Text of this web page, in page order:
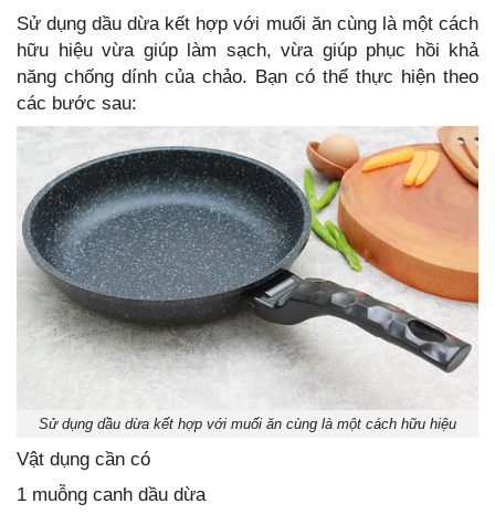
Sử dụng dầu dừa kết hợp với muối ăn cùng là một cách
hữu hiệu vừa giúp làm sạch, vừa giúp phục hồi khả
năng chống dính của chảo. Bạn có thể thực hiện theo
các bước sau:
Sử dụng dầu dừa kết hợp với muối ăn cùng là một cách hữu hiệu
Vật dụng cần có
1 muỗng canh dầu dừa